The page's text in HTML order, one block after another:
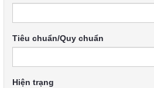
Tiêu chuẩn/Quy chuẩn
Hiện trạng